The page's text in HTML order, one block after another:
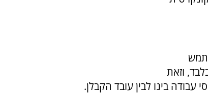
וזאת
בינו לבין עובד הקבלן.